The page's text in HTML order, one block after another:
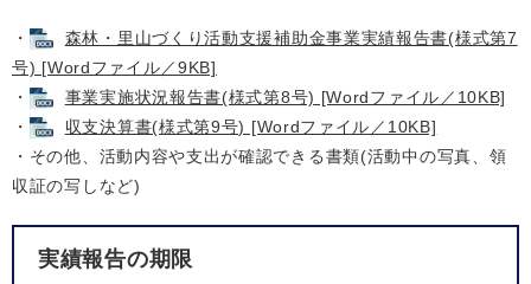
・
森林・里山づくり活動支援補助金事業実績報告書(様式第7
号) [Wordファイル／9KB]
・
事業実施状況報告書(様式第8号) [Wordファイル／10KB]
・
収支決算書(様式第9号) [Wordファイル／10KB]
・その他、活動内容や支出が確認できる書類(活動中の写真、領
収証の写しなど)
実績報告の期限